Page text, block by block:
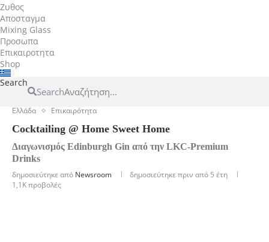
Ζυθος
Αποσταγμα
Mixing Glass
Προσωπα
Επικαιροτητα
Shop
Search
Search
Ελλάδα Επικαιρότητα
Cocktailing @ Home Sweet Home
Διαγωνισμός Edinburgh Gin από την LKC-Premium
Drinks
δημοσιεύτηκε από Newsroom
δημοσιεύτηκε πριν από 5 έτη
1,1Kπροβολές